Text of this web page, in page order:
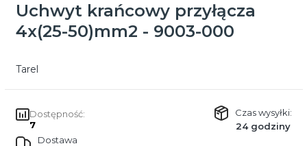
Uchwyt krańcowy przyłącza
4x(25-50)mm2 - 9003-000
Tarel
Dostępność:
7
Czas wysyłki:
24 godziny
Dostawa